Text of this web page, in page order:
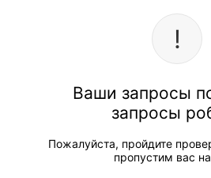
Ваши запросы
запросы
Пожалуйста, пройдите
пропустим вас на